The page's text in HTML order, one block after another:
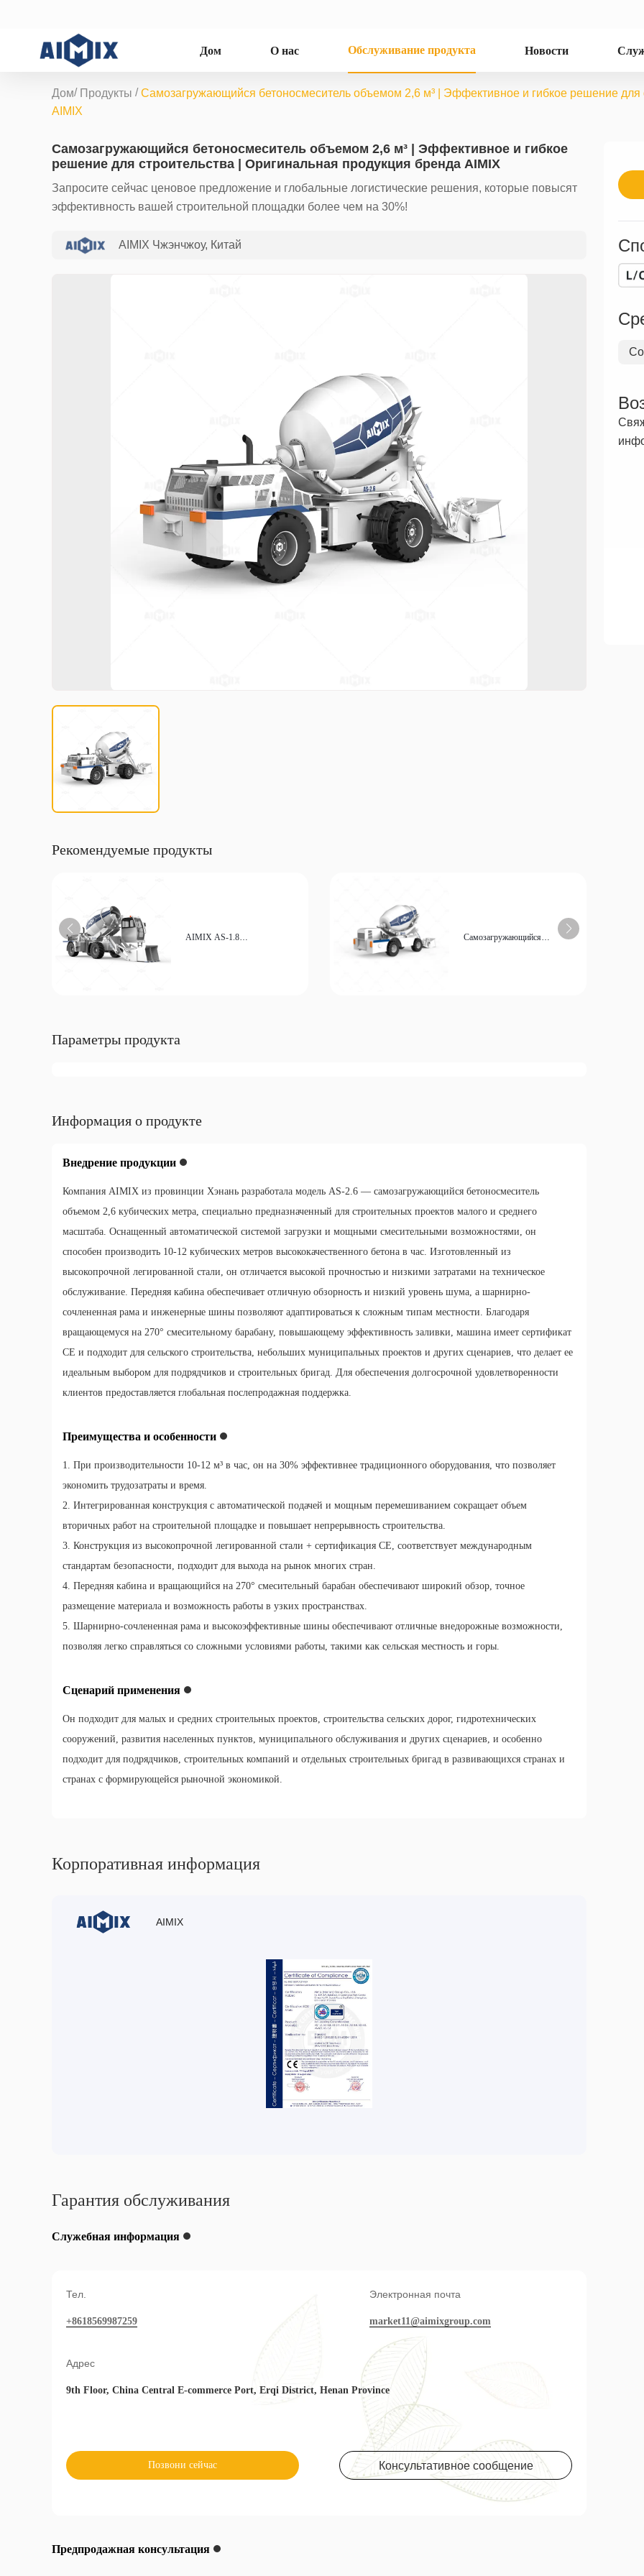
Дом О нас Обслуживание продукта Новости
Дом/ Продукты / Самозагружающийся бетоносмеситель объемом 2,6 м³ | Эффективное и гибкое решение для
AIMIX
Самозагружающийся бетоносмеситель объемом 2,6 м³ | Эффективное и гибкое
решение для строительства | Оригинальная продукция бренда AIMIX
Запросите сейчас ценовое предложение и глобальные логистические решения, которые повысят
эффективность вашей строительной площадки более чем на 30%!
AIMIX Чжэнчжоу, Китай
Рекомендуемые продукты
AIMIX AS-1.8
Самозагружающийся
Параметры продукта
Информация о продукте
Внедрение продукции
Компания AIMIX из провинции Хэнань разработала модель AS-2.6 — самозагружающийся бетоносмеситель
объемом 2,6 кубических метра, специально предназначенный для строительных проектов малого и среднего
масштаба. Оснащенный автоматической системой загрузки и мощными смесительными возможностями, он
способен производить 10-12 кубических метров высококачественного бетона в час. Изготовленный из
высокопрочной легированной стали, он отличается высокой прочностью и низкими затратами на техническое
обслуживание. Передняя кабина обеспечивает отличную обзорность и низкий уровень шума, а шарнирно-
сочлененная рама и инженерные шины позволяют адаптироваться к сложным типам местности. Благодаря
вращающемуся на 270° смесительному барабану, повышающему эффективность заливки, машина имеет сертификат
CE и подходит для сельского строительства, небольших муниципальных проектов и других сценариев, что делает ее
идеальным выбором для подрядчиков и строительных бригад. Для обеспечения долгосрочной удовлетворенности
клиентов предоставляется глобальная послепродажная поддержка.
Преимущества и особенности
1. При производительности 10-12 м³ в час, он на 30% эффективнее традиционного оборудования, что позволяет
экономить трудозатраты и время.
2. Интегрированная конструкция с автоматической подачей и мощным перемешиванием сокращает объем
вторичных работ на строительной площадке и повышает непрерывность строительства.
3. Конструкция из высокопрочной легированной стали + сертификация CE, соответствует международным
стандартам безопасности, подходит для выхода на рынок многих стран.
4. Передняя кабина и вращающийся на 270° смесительный барабан обеспечивают широкий обзор, точное
размещение материала и возможность работы в узких пространствах.
5. Шарнирно-сочлененная рама и высокоэффективные шины обеспечивают отличные внедорожные возможности,
позволяя легко справляться со сложными условиями работы, такими как сельская местность и горы.
Сценарий применения
Он подходит для малых и средних строительных проектов, строительства сельских дорог, гидротехнических
сооружений, развития населенных пунктов, муниципального обслуживания и других сценариев, и особенно
подходит для подрядчиков, строительных компаний и отдельных строительных бригад в развивающихся странах и
странах с формирующейся рыночной экономикой.
Корпоративная информация
AIMIX
Гарантия обслуживания
Служебная информация
Тел.
+8618569987259
Электронная почта
market11@aimixgroup.com
Адрес
9th Floor, China Central E-commerce Port, Erqi District, Henan Province
Позвони сейчас Консультативное сообщение
Предпродажная консультация